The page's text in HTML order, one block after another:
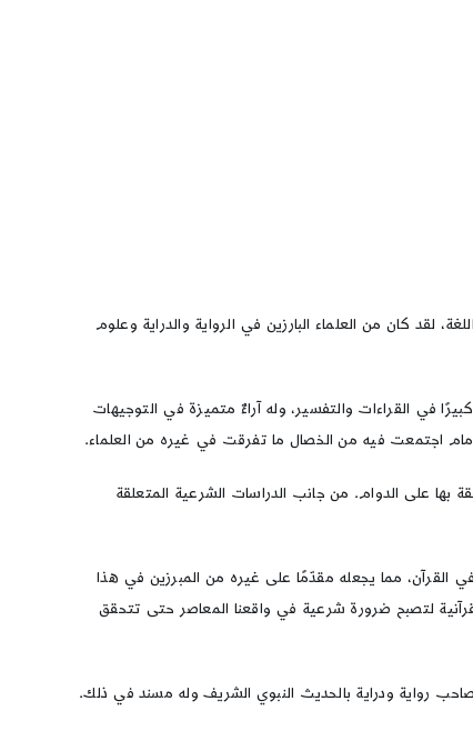
لقد كان من العلماء البارزين في الرواية والدراية وعلوم
في القراءات والتفسير، وله آراءٌ متميزة في التوجيهات
الإمام اجتمعت فيه من الخصال ما تفرقت في غيره من العلماء.
بها على الدوام. من جانب الدراسات الشرعية المتعلقة
في القرآن، مما يجعله مقدّمًا على غيره من المبرزين في هذا
لتصبح ضرورة شرعية في واقعنا المعاصر حتى تتحقق
صاحب رواية ودراية بالحديث النبوي الشريف وله مسند في ذلك.